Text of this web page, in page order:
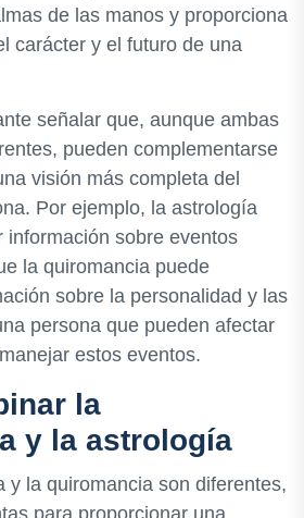
de las manos y proporciona
carácter y el futuro de una
señalar que, aunque ambas
pueden complementarse
visión más completa del
Por ejemplo, la astrología
información sobre eventos
la quiromancia puede
sobre la personalidad y las
persona que pueden afectar
estos eventos.
la
y la astrología
y la quiromancia son diferentes,
para proporcionar una